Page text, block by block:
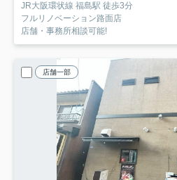
JR大阪環状線 福島駅 徒歩3分
フルリノベーション路面店
店舗・事務所相談可能!
店舗一部